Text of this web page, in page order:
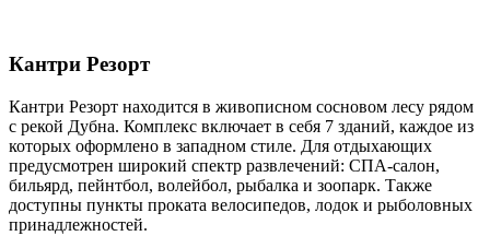
Кантри Резорт
Кантри Резорт находится в живописном сосновом лесу рядом
с рекой Дубна. Комплекс включает в себя 7 зданий, каждое из
которых оформлено в западном стиле. Для отдыхающих
предусмотрен широкий спектр развлечений: СПА-салон,
бильярд, пейнтбол, волейбол, рыбалка и зоопарк. Также
доступны пункты проката велосипедов, лодок и рыболовных
принадлежностей.